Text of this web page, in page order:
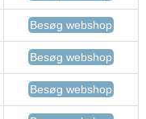
Besøg webshop
Besøg webshop
Besøg webshop